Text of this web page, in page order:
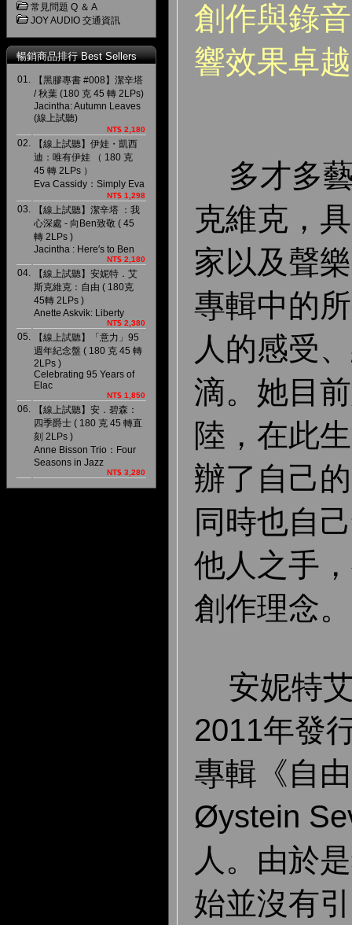
常見問題 Q ＆ A
JOY AUDIO 交通資訊
暢銷商品排行 Best Sellers
01.
【黑膠專書 #008】潔辛塔
/ 秋葉 (180 克 45 轉 2LPs)
Jacintha: Autumn Leaves
(線上試聽)
NT$ 2,180
02.
【線上試聽】伊娃・凱西
迪：唯有伊娃 （ 180 克
45 轉 2LPs ）
Eva Cassidy：Simply Eva
NT$ 1,298
03.
【線上試聽】潔辛塔 ：我
心深處 - 向Ben致敬 ( 45
轉 2LPs )
Jacintha : Here′s to Ben
NT$ 2,180
04.
【線上試聽】安妮特．艾
斯克維克：自由 ( 180克
45轉 2LPs )
Anette Askvik: Liberty
NT$ 2,380
05.
【線上試聽】「意力」95
週年紀念盤 ( 180 克 45 轉
2LPs )
Celebrating 95 Years of
Elac
NT$ 1,850
06.
【線上試聽】安．碧森：
四季爵士 ( 180 克 45 轉直
刻 2LPs )
Anne Bisson Trio：Four
Seasons in Jazz
NT$ 3,280
創作與錄
響效果卓
多才多
克維克，
家以及聲
專輯中的
人的感受
滴。她目
陸，在此
辦了自己
同時也自
他人之手
創作理念。
安妮特
2011年發
專輯《自
Øystein
人。由於
始並沒有